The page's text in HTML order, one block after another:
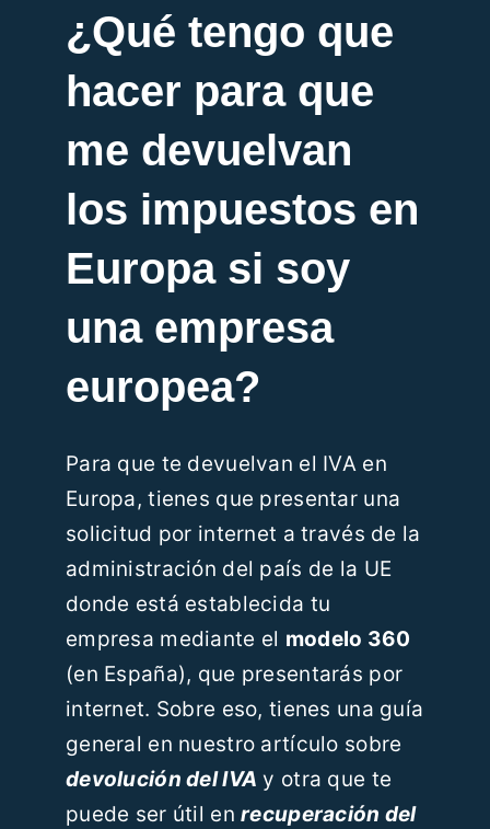
¿Qué tengo que
hacer para que
me devuelvan
los impuestos en
Europa si soy
una empresa
europea?
Para que te devuelvan el IVA en
Europa, tienes que presentar una
solicitud por internet a través de la
administración del país de la UE
donde está establecida tu
empresa mediante el modelo 360
(en España), que presentarás por
internet. Sobre eso, tienes una guía
general en nuestro artículo sobre
devolución del IVA y otra que te
puede ser útil enrecuperación del